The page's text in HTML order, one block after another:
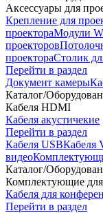
Аксессуары для
Крепление для
проектораМодули
проекторов
проектораСтолик
Перейти в раздел
Документ камеры
Каталог/
Кабеля HDMI
Кабеля акустичекие
Перейти в раздел
Кабеля USBКабеля
видео
Каталог/
Комплектующие для
Кабеля для
Перейти в раздел